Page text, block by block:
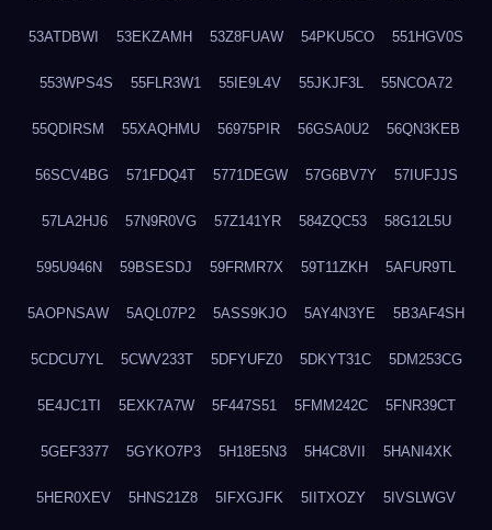
53ATDBWI 53EKZAMH 53Z8FUAW 54PKU5CO 551HGV0S
553WPS4S 55FLR3W1 55IE9L4V 55JKJF3L 55NCOA72
55QDIRSM 55XAQHMU 56975PIR 56GSA0U2 56QN3KEB
56SCV4BG 571FDQ4T 5771DEGW 57G6BV7Y 57IUFJJS
57LA2HJ6 57N9R0VG 57Z141YR 584ZQC53 58G12L5U
595U946N 59BSESDJ 59FRMR7X 59T11ZKH 5AFUR9TL
5AOPNSAW 5AQL07P2 5ASS9KJO 5AY4N3YE 5B3AF4SH
5CDCU7YL 5CWV233T 5DFYUFZ0 5DKYT31C 5DM253CG
5E4JC1TI 5EXK7A7W 5F447S51 5FMM242C 5FNR39CT
5GEF3377 5GYKO7P3 5H18E5N3 5H4C8VII 5HANI4XK
5HER0XEV 5HNS21Z8 5IFXGJFK 5IITXOZY 5IVSLWGV